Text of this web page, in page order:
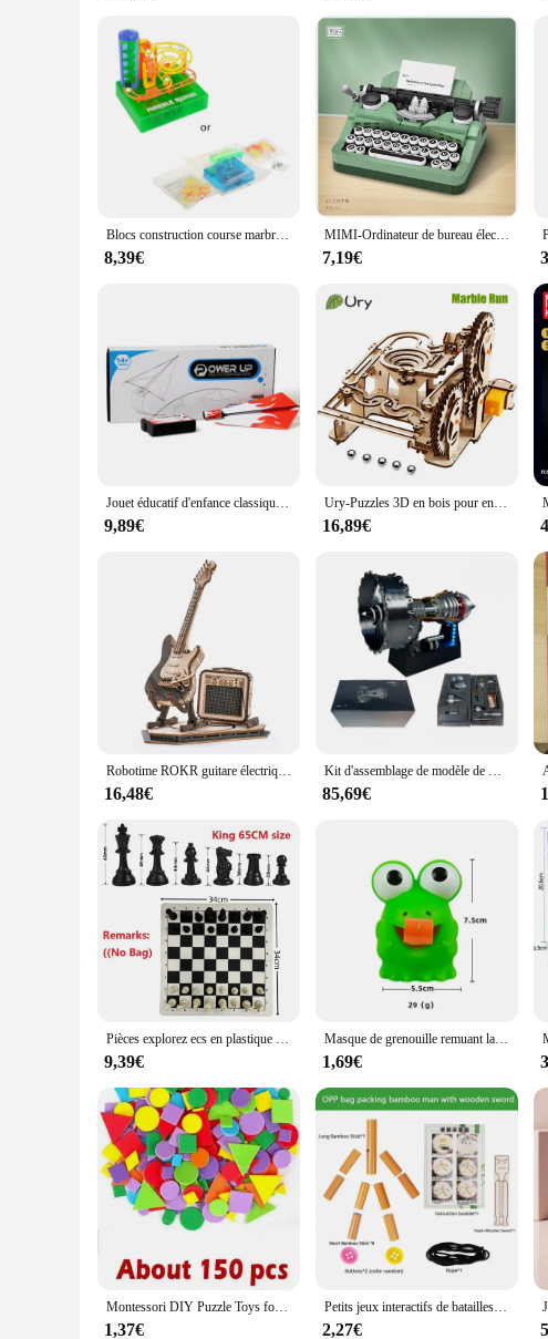
**Versatile and User-Friendly**
The electric construction kits are versatile and user-friendly,
compact size of the sets makes them convenient for storage and
and inspire users of all ages.
Blocs construction course marbre piste boule labyrinthe électrique bricolage ont inséré des blocs pour
8,39€
MIMI-Ordinateur de bureau électrique rétro pour hommes et filles, cadeau de vacances, petit jouet d'assemblage de fête, nuits de construction mat37
7,19€
Jouet éducatif d'enfance classique, moteur électrique, pliable, FlyPaper, AiranaKit, moteur d'expérimentation étudiant, avion de bricolage
9,89€
Ury-Puzzles 3D en bois pour enfants, dispositif de voie de catapulte électrique, ensemble de course de marbre, modèle mécanique, labyrinthe scientifique, cadeau d'assemblage IkAssembly 5
16,89€
Robotime ROKR guitare électrique 3D Puzzle en bois pour enfants adultes assemblage jouets créatifs ensemble de blocs de construction pour cadeaux de noël
16,48€
Kit d'assemblage de modèle de moteur d'avion, jet de simulation électrique, moteur turboréacteur, cadeau de jouet, TR900, 1/25
85,69€
Pièces explorez ecs en plastique pour adultes et enfants, jouets intellectuels, jeu d'épicerie Rick, 65mm, 75mm, 95mm
9,39€
Masque de grenouille remuant la langue pour enfants, cartes à lécher, jeux de société, jouets de fête de famille, anti-stress, drôle, jeu de puzzle de bureau
1,69€
Montessori DIY Puzzle Toys for Kids, Sports Pose importer nights, Matching Game, Thinking Match, Logic Training Toys, Gift
1,37€
Petits jeux interactifs de batailles de deux joueurs en bambou pour hommes, bricolage amusant, jeux de fête, jouet de bureau, marionnettes à fil, compétition
2,27€